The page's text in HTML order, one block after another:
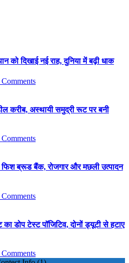
को दिखाई नई राह, दुनिया में बढ़ी धाक
करीब, अस्थायी समुद्री रूट पर बनी
फिश ब्रूड बैंक, रोजगार और मछली उत्पादन
डोप टेस्ट पॉजिटिव, दोनों ड्यूटी से हटाए